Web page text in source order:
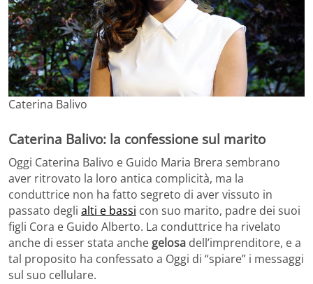
Caterina Balivo
Caterina Balivo: la confessione sul marito
Oggi Caterina Balivo e Guido Maria Brera sembrano
aver ritrovato la loro antica complicità, ma la
conduttrice non ha fatto segreto di aver vissuto in
passato degli alti e bassi con suo marito, padre dei suoi
figli Cora e Guido Alberto. La conduttrice ha rivelato
anche di esser stata anchegelosa dell’imprenditore, e a
tal proposito ha confessato a Oggi di “spiare” i messaggi
sul suo cellulare.